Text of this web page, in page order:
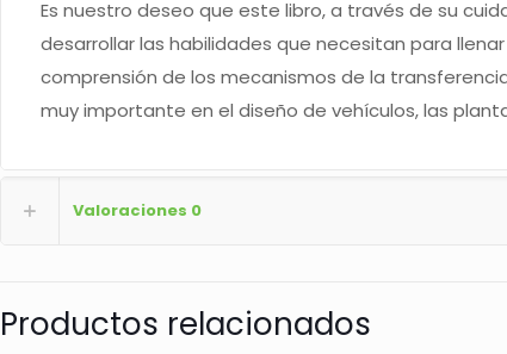
Es nuestro deseo que este libro, a través de su
desarrollar las habilidades que necesitan para
comprensión de los mecanismos de la
muy importante en el diseño de vehículos, las
Valoraciones 0
Productos relacionados